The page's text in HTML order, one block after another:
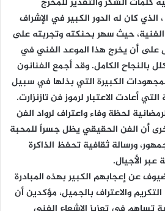
الذي كان له الدور الكبير في الإشراف
حيث سهر بحنكته وتجربته على
على أن يخرج هذا الموعد الفني في
بالنجاح الكامل. وقد أجمع الفنانون
الكبيرة التي بذلها في سبيل
أعادت الاعتبار لرموز فن تازنزارت.
لحظة وفاء واعتراف لرواد الفن
أن الفن الحقيقي يظل جسراً للمحبة
ورسالة ثقافية تحفظ الذاكرة
عبر الأجيال.
عن إعجابهم الكبير بهذه المبادرة
والاعتراف بالجميل، مؤكدين أن